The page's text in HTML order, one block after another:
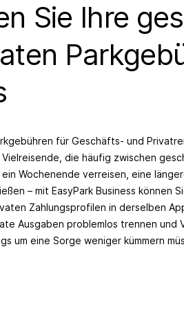
Sie Ihre
für Geschäfts- und
die häufig zwischen
Wochenende verreisen, eine
– mit EasyPark Business können
Zahlungsprofilen in derselben
Ausgaben problemlos trennen und
um eine Sorge weniger kümmern